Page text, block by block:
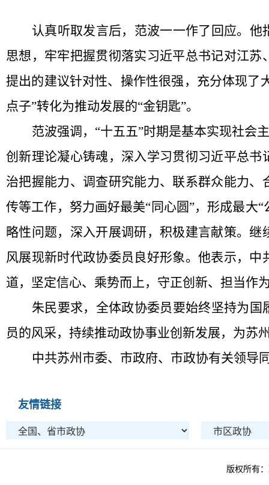
认真听取发言后，范波一一作了回应。
思想，牢牢把握贯彻落实习近平总书记对江
提出的建议针对性、操作性很强，充分体现了
点子”转化为推动发展的“金钥匙”。
范波强调，“十五五”时期是基本实现社会
创新理论凝心铸魂，深入学习贯彻习近平总
治把握能力、调查研究能力、联系群众能力
传等工作，努力画好最美“同心圆”，形成最大
略性问题，深入开展调研，积极建言献策。
风展现新时代政协委员良好形象。他表示，
道，坚定信心、乘势而上，守正创新、担当作
朱民要求，全体政协委员要始终坚持为
员的风采，持续推动政协事业创新发展‌，为苏
中共苏州市委、市政府、市政协有关领导
友情链接
版权所有